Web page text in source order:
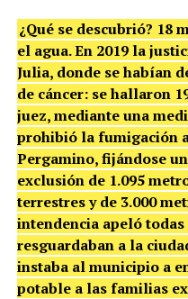
¿Qué se descubrió? 18
el agua. En 2019 la
Julia, donde se habían
de cáncer: se hallaron
juez, mediante una
prohibió la fumigación
Pergamino, fijándose
exclusión de 1.095
terrestres y de 3.000
intendencia apeló
resguardaban a la
instaba al municipio a
potable a las familias